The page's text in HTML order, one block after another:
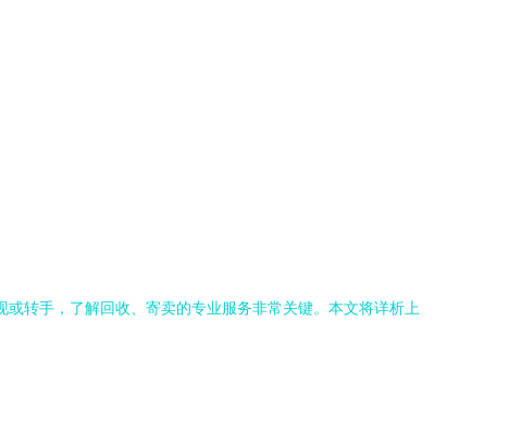
转手，了解回收、寄卖的专业服务非常关键。本文将详析上